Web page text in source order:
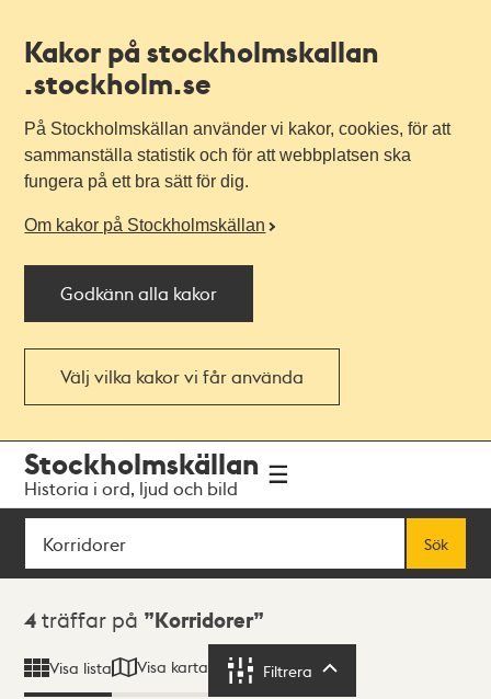
Kakor på stockholmskallan
.stockholm.se
På Stockholmskällan använder vi kakor, cookies, för att
sammanställa statistik och för att webbplatsen ska
fungera på ett bra sätt för dig.
Om kakor på Stockholmskällan
Godkänn alla kakor
Välj vilka kakor vi får använda
navigationen
huvudinnehållet
Stockholmskällan
Historia i ord, ljud och bild
Sök
Sök
Sökresultat
4 träffar på Korridorer
Visa lista Visa karta Filtrera